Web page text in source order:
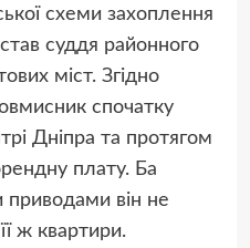
схеми захоплення
суддя районного
міст. Згідно
спочатку
Дніпра та протягом
плату. Ба
приводами він не
ж квартири.